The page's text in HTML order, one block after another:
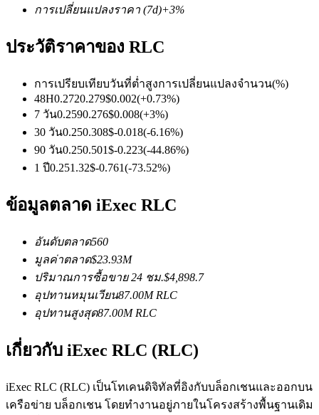
ฟิวเจอร์ส USDC
ฟิวเจอร์สที่ใช้ USDC เป็นหลักประกัน
คัดลอกการซื้อขาย
เข้าร่วมกับเทรดเดอร์ชั้นนำ
การเปลี่ยนแปลงราคา (7d)+3%
ประวัติราคาของ RLC
การเปรียบเทียบวันที่ต่ำสูงการเปลี่ยนแปลงจำนวน(%)
48H0.2720.279$0.002(+0.73%)
7 วัน0.2590.276$0.008(+3%)
30 วัน0.250.308$-0.018(-6.16%)
90 วัน0.250.501$-0.223(-44.86%)
1 ปี0.251.32$-0.761(-73.52%)
ข้อมูลตลาด iExec RLC
อันดับตลาด560
มูลค่าตลาด$23.93M
ปริมาณการซื้อขาย 24 ชม.$4,898.7
อุปทานหมุนเวียน87.00M RLC
อุปทานสูงสุด87.00M RLC
เกี่ยวกับ iExec RLC (RLC)
iExec RLC (RLC) เป็นโทเคนดิจิทัลที่อิงกับบล็อกเชนและออกบน
เครือข่าย บล็อกเชน โดยทำงานอยู่ภายในโครงสร้างพื้นฐานเดิม